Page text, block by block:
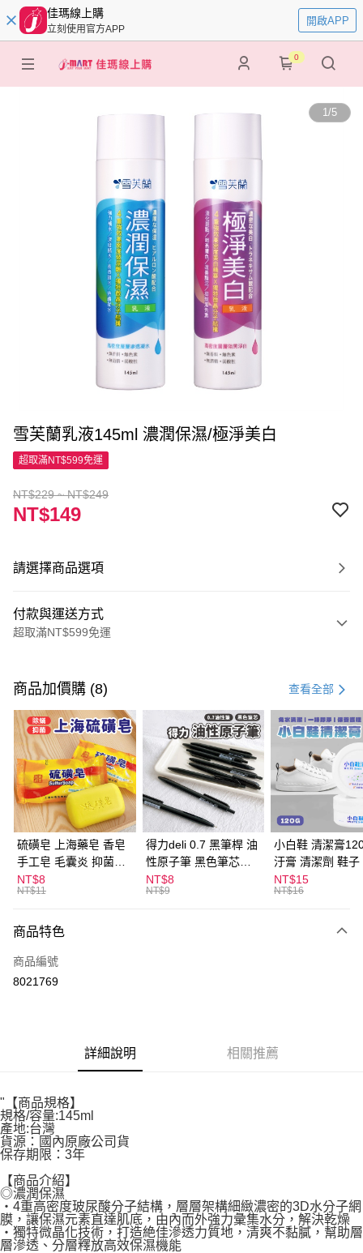
佳瑪線上購
立刻使用官方APP
開啟APP
0
1/5
雪芙蘭乳液145ml 濃潤保濕/極淨美白
超取滿NT$599免運
NT$229 ~ NT$249
NT$149
請選擇商品選項
付款與運送方式
超取滿NT$599免運
信用卡一次付款
超商取貨付款
LINE Pay
Apple Pay
街口支付
悠遊付
ATM付款
全家取貨付款
每筆NT$60，滿NT$599(含以上)免運費
付款後全家取貨
每筆NT$60，滿NT$599(含以上)免運費
每筆NT$60，滿NT$599(含以上)免運費
宅配
每筆NT$120，滿NT$1,999(含以上)免運費
商品加價購 (8) 查看全部
硫磺皂 上海藥皂 香皂
手工皂 毛囊炎 抑菌除
蟎 清潔護膚 去油去痘
寵物皮膚病 狗狗貓咪
NT$8
NT$11
得力deli 0.7 黑筆桿 油
性原子筆 黑色筆芯
S304
NT$8
NT$9
小白鞋 清潔膏
汙膏 清潔劑 鞋子
漬 白皮鞋 鞋油
NT$15
NT$16
商品特色
商品編號
8021769
詳細說明 相關推薦
"【商品規格】
規格/容量:145ml
產地:台灣
貨源：國內原廠公司貨
保存期限：3年
【商品介紹】
◎濃潤保濕
‧4重高密度玻尿酸分子結構，層層架構細緻濃密的3D水分子網
膜，讓保濕元素直達肌底，由內而外強力彙集水分，解決乾燥
‧獨特微晶化技術，打造絶佳滲透力質地，清爽不黏膩，幫助層
層滲透、分層釋放高效保濕機能